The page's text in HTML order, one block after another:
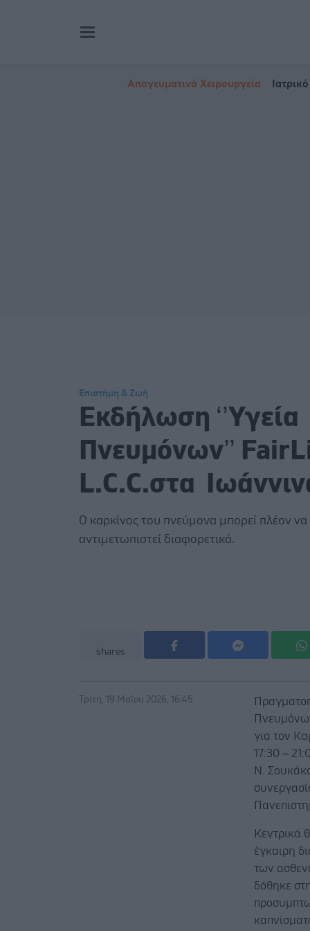
Απογευματινά Χειρουργεία
Επιστήμη & Ζωή
Εκδήλωση ‘’Υγεία
Πνευμόνων’’
L.C.C.στα
Ο καρκίνος του πνεύμονα μπορεί πλέον να
αντιμετωπιστεί διαφορετικά.
shares
Τρίτη, 19 Μαΐου 2026, 16:45
για τον
17:30 –
Ν.
Κεντρικά
έγκαιρη
των
δόθηκε